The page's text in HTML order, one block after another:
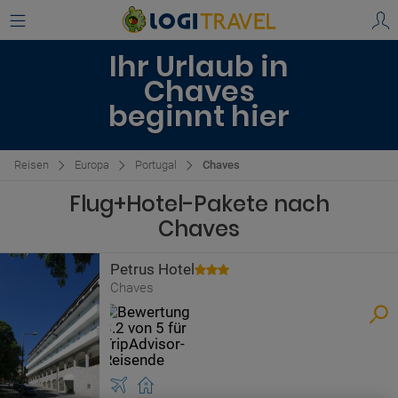
Ihr Urlaub in
Chaves
beginnt hier
Reisen Europa Portugal Chaves
Flug+Hotel-Pakete nach
Chaves
Petrus Hotel
Chaves